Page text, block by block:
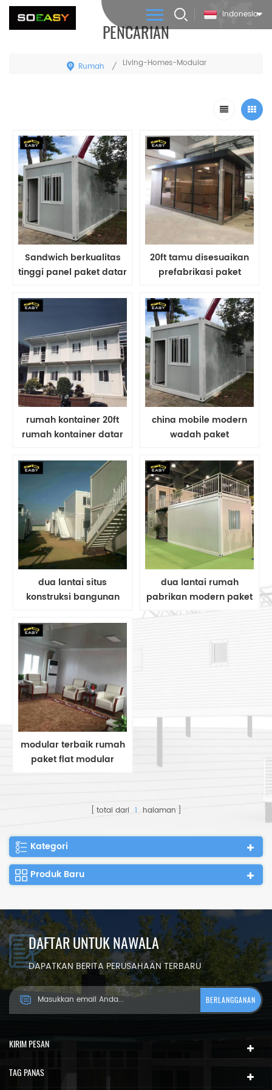
Indonesia
PENCARIAN
Rumah / Living-Homes-Modular
Sandwich berkualitas
tinggi panel paket datar
kontainer
20ft tamu disesuaikan
prefabrikasi paket
kantor
rumah kontainer 20ft
rumah kontainer datar
murah
china mobile modern
wadah paket
kabin portabel
dua lantai situs
konstruksi bangunan
kontainer datar pack
kantor
dua lantai rumah
pabrikan modern paket
datar wadah modular
modular terbaik rumah
paket flat modular
dan rumah tinggal
total dari 1 halaman
Kategori
Produk Baru
DAFTAR UNTUK NAWALA
DAPATKAN BERITA PERUSAHAAN TERBARU
KIRIM PESAN
TAG PANAS